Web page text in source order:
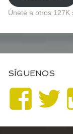
Únete a otros 127K
SÍGUENOS
Ver